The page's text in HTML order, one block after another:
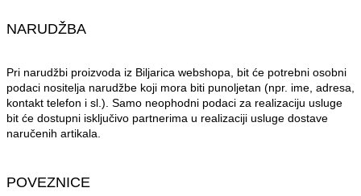
NARUDŽBA
Pri narudžbi proizvoda iz Biljarica webshopa, bit će potrebni osobni
podaci nositelja narudžbe koji mora biti punoljetan (npr. ime, adresa,
kontakt telefon i sl.). Samo neophodni podaci za realizaciju usluge
bit će dostupni isključivo partnerima u realizaciji usluge dostave
naručenih artikala.
POVEZNICE